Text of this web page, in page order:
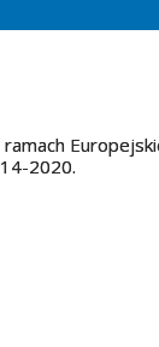
2020.